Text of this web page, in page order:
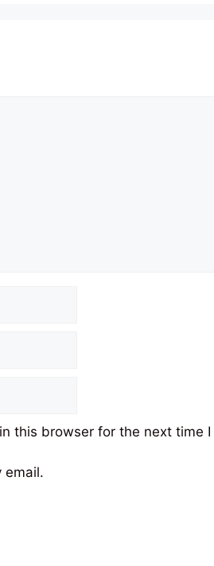
this browser for the next time
email.